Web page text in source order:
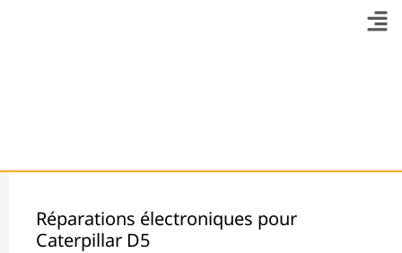
Réparations électroniques pour
Caterpillar D5